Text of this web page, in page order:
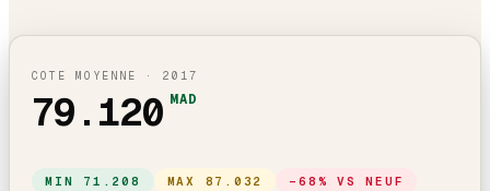
COTE MOYENNE · 2017
79.120 MAD
MIN 71.208 MAX 87.032 − 68 % VS NEUF